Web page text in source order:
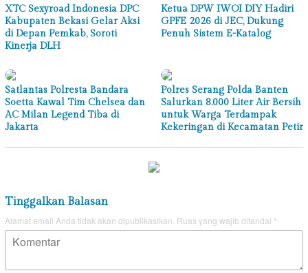
XTC Sexyroad Indonesia DPC
Kabupaten Bekasi Gelar Aksi
di Depan Pemkab, Soroti
Kinerja DLH
Ketua DPW IWOI DIY Hadiri
GPFE 2026 di JEC, Dukung
Penuh Sistem E-Katalog
Satlantas Polresta Bandara
Soetta Kawal Tim Chelsea dan
AC Milan Legend Tiba di
Jakarta
Polres Serang Polda Banten
Salurkan 8.000 Liter Air Bersih
untuk Warga Terdampak
Kekeringan di Kecamatan Petir
Tinggalkan Balasan
Alamat email Anda tidak akan dipublikasikan. Ruas yang wajib ditandai *